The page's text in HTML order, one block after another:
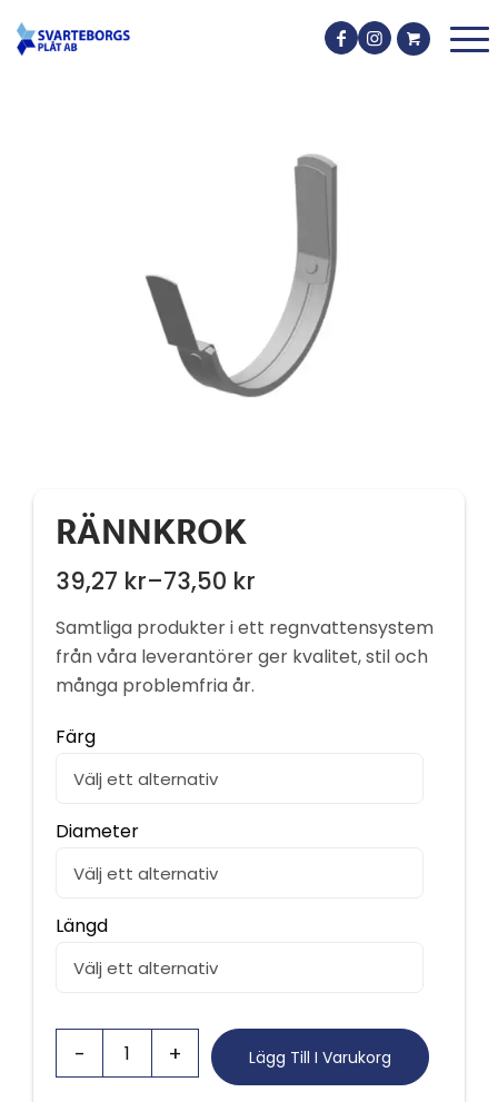
RÄNNKROK
39,27 kr–73,50 kr
Prisintervall:
39,27 kr
till
73,50 kr
Samtliga produkter i ett regnvattensystem
från våra leverantörer ger kvalitet, stil och
många problemfria år.
Färg
Diameter
Längd
Lägg Till I Varukorg